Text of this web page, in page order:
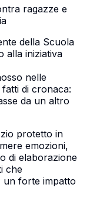
ragazze e
della Scuola
alla iniziativa
nelle
di cronaca:
da un altro
protetto in
emozioni,
di elaborazione
che
un forte impatto